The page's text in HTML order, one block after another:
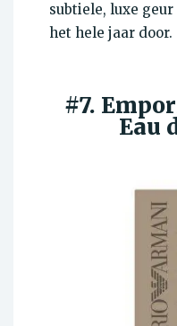
subtiele, luxe
het hele jaar door.
#7.
Eau